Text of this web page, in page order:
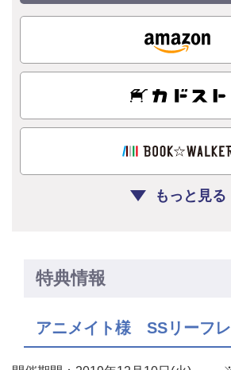
もっと見る
特典情報
アニメイト様 SSリーフレ